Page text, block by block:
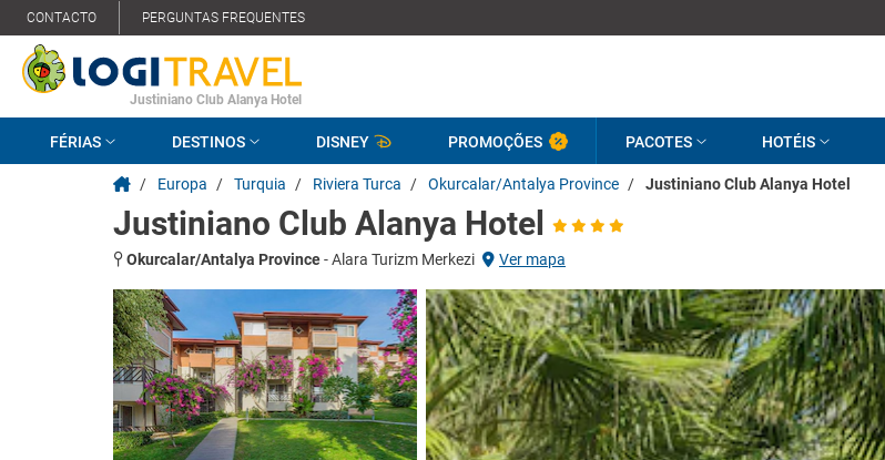
CONTACTO PERGUNTAS FREQUENTES
Justiniano Club Alanya Hotel
FÉRIAS DESTINOS DISNEY PROMOÇÕES PACOTES HOTÉIS
/ Europa / Turquia / Riviera Turca / Okurcalar/Antalya Province / Justiniano Club Alanya Hotel
Justiniano Club Alanya Hotel
Okurcalar/Antalya Province-Alara Turizm Merkezi Ver mapa